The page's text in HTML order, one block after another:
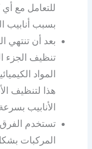
للتعامل مع أي
بسبب
بعد أن تنتهي
تنظيف الجزء
المواد
هذا لتنظيف
الأنابيب
تستخدم
المركبات